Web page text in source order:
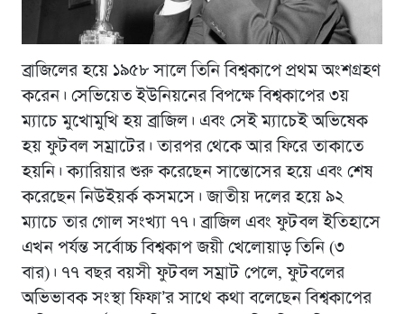
ব্রাজিলের হয়ে ১৯৫৮ সালে তিনি বিশ্বকাপে প্রথম অংশগ্রহণ
করেন। সেভিয়েত ইউনিয়নের বিপক্ষে বিশ্বকাপের ৩য়
ম্যাচে মুখোমুখি হয় ব্রাজিল। এবং সেই ম্যাচেই অভিষেক
হয় ফুটবল সম্রাটের। তারপর থেকে আর ফিরে তাকাতে
হয়নি। ক্যারিয়ার শুরু করেছেন সান্তোসের হয়ে এবং শেষ
করেছেন নিউইয়র্ক কসমসে। জাতীয় দলের হয়ে ৯২
ম্যাচে তার গোল সংখ্যা ৭৭। ব্রাজিল এবং ফুটবল ইতিহাসে
এখন পর্যন্ত সর্বোচ্চ বিশ্বকাপ জয়ী খেলোয়াড় তিনি (৩
বার)। ৭৭ বছর বয়সী ফুটবল সম্রাট পেলে, ফুটবলের
অভিভাবক সংস্থা ফিফা’র সাথে কথা বলেছেন বিশ্বকাপের